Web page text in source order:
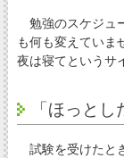
勉強のスケジュ
も何も変えていま
夜は寝てというサ
「ほっと
試験を受けたと